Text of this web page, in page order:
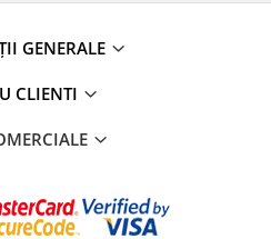
GENERALE
CLIENTI